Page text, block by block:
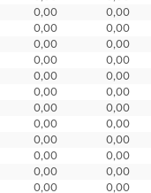
0,00
0,00
0,00
0,00
0,00
0,00
0,00
0,00
0,00
0,00
0,00
0,00
0,00
0,00
0,00
0,00
0,00
0,00
0,00
0,00
0,00
0,00
0,00
0,00